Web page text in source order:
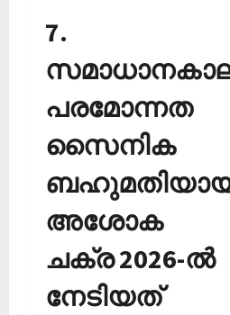
7.
പരമോന്നത
സൈനിക
അശോക
ചക്ര 2026-ല്‍
നേടിയത്